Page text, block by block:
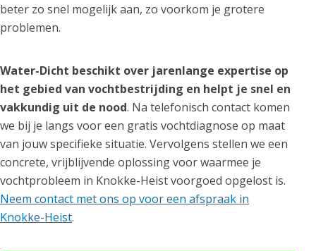
beter zo snel mogelijk aan, zo voorkom je grotere
problemen.
Water-Dicht beschikt over jarenlange expertise op
het gebied van vochtbestrijding en helpt je snel en
vakkundig uit de nood. Na telefonisch contact komen
we bij je langs voor een gratis vochtdiagnose op maat
van jouw specifieke situatie. Vervolgens stellen we een
concrete, vrijblijvende oplossing voor waarmee je
vochtprobleem in Knokke-Heist voorgoed opgelost is.
Neem contact met ons op voor een afspraak in
Knokke-Heist.